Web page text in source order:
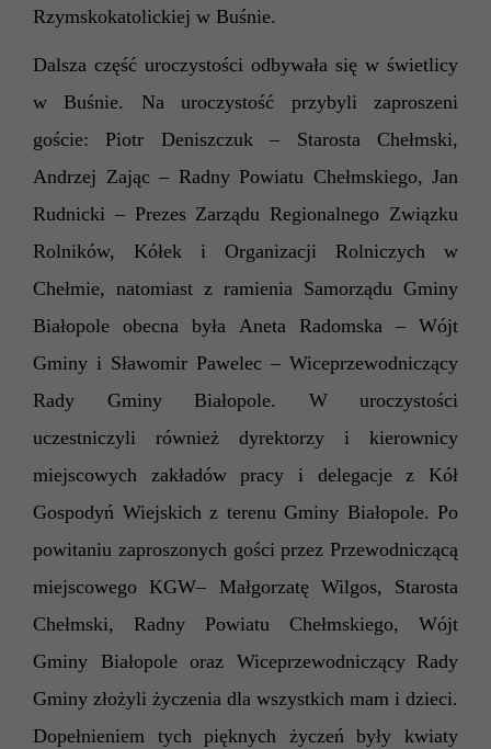
Rzymskokatolickiej w Buśnie.
Dalsza część uroczystości odbywała się w świetlicy
w Buśnie. Na uroczystość przybyli zaproszeni
goście: Piotr Deniszczuk – Starosta Chełmski,
Andrzej Zając– Radny Powiatu Chełmskiego, Jan
Rudnicki – Prezes Zarządu Regionalnego Związku
Rolników, Kółek i Organizacji Rolniczych w
Chełmie, natomiast z ramienia Samorządu Gminy
Białopole obecna była Aneta Radomska – Wójt
Gminy i Sławomir Pawelec – Wiceprzewodniczący
Rady Gminy Białopole. W uroczystości
uczestniczyli również dyrektorzy i kierownicy
miejscowych zakładów pracy i delegacje z Kół
Gospodyń Wiejskich z terenu Gminy Białopole. Po
powitaniu zaproszonych gości przez Przewodniczącą
miejscowego KGW– Małgorzatę Wilgos, Starosta
Chełmski, Radny Powiatu Chełmskiego, Wójt
Gminy Białopole oraz Wiceprzewodniczący Rady
Gminy złożyli życzenia dla wszystkich mam i dzieci.
Dopełnieniem tych pięknych życzeń były kwiaty